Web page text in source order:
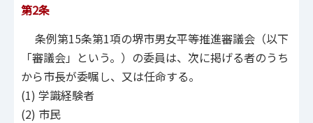
第2条
条例第15条第1項の堺市男女平等推進審議会（以下
「審議会」という。）の委員は、次に掲げる者のうち
から市長が委嘱し、又は任命する。
(1) 学識経験者
(2) 市民